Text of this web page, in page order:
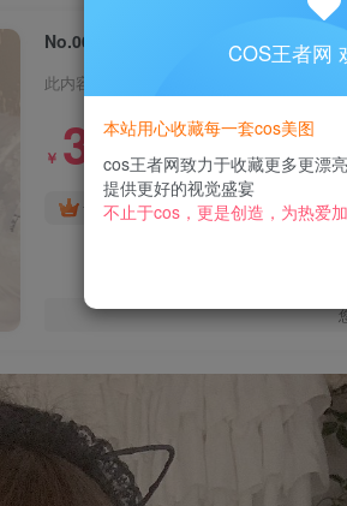
No.003-收费定制 [13P 2V]
此内容为付费阅读，请付费后查看
￥ 3
黄金会员免费 钻石会员免费
COS王者网
本站用心收藏每一套cos美图
cos王者网致力于收藏更多更漂
提供更好的视觉盛宴
不止于cos，更是创造，为热爱